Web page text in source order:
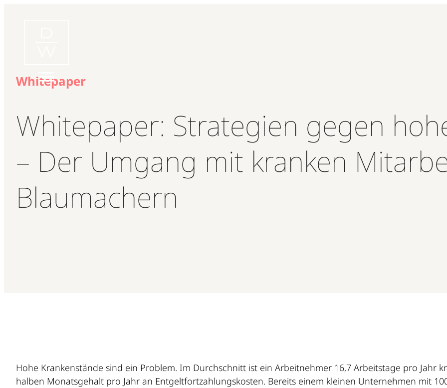
Whitepaper
Whitepaper: Strategien gegen
– Der Umgang mit kranken
Blaumachern
Hohe Krankenstände sind ein Problem. Im Durchschnitt ist ein Arbeitnehmer 16,7 Arbeitstage pro Jahr
halben Monatsgehalt pro Jahr an Entgeltfortzahlungskosten. Bereits einem kleinen Unternehmen mit